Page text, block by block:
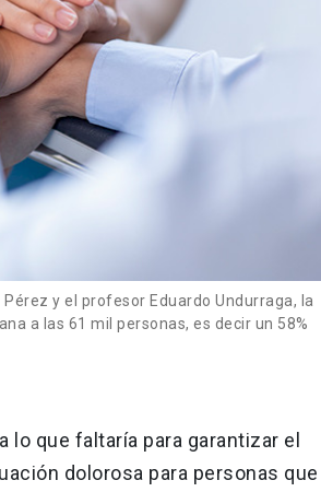
y el profesor Eduardo Undurraga, la
a las 61 mil personas, es decir un 58%
que faltaría para garantizar el
dolorosa para personas que